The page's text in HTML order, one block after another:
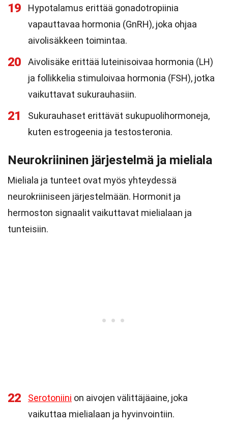
19
Hypotalamus erittää gonadotropiinia
vapauttavaa hormonia (GnRH), joka ohjaa
aivolisäkkeen toimintaa.
20
Aivolisäke erittää luteinisoivaa hormonia (LH)
ja follikkelia stimuloivaa hormonia (FSH), jotka
vaikuttavat sukurauhasiin.
21
Sukurauhaset erittävät sukupuolihormoneja,
kuten estrogeenia ja testosteronia.
Neurokriininen järjestelmä ja mieliala
Mieliala ja tunteet ovat myös yhteydessä
neurokriiniseen järjestelmään. Hormonit ja
hermoston signaalit vaikuttavat mielialaan ja
tunteisiin.
22 Serotoniini on aivojen välittäjäaine, joka
vaikuttaa mielialaan ja hyvinvointiin.